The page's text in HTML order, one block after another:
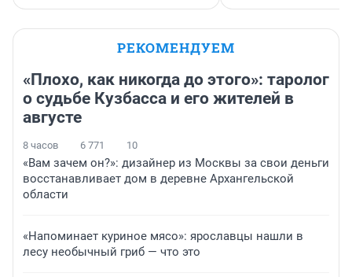
РЕКОМЕНДУЕМ
«Плохо, как никогда до этого»: таролог
о судьбе Кузбасса и его жителей в
августе
8 часов 6 771 10
«Вам зачем он?»: дизайнер из Москвы за свои деньги
восстанавливает дом в деревне Архангельской
области
«Напоминает куриное мясо»: ярославцы нашли в
лесу необычный гриб — что это